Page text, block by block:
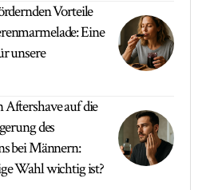
Vorteile
Eine
unsere
auf die
des
bei Männern:
Wahl wichtig ist?